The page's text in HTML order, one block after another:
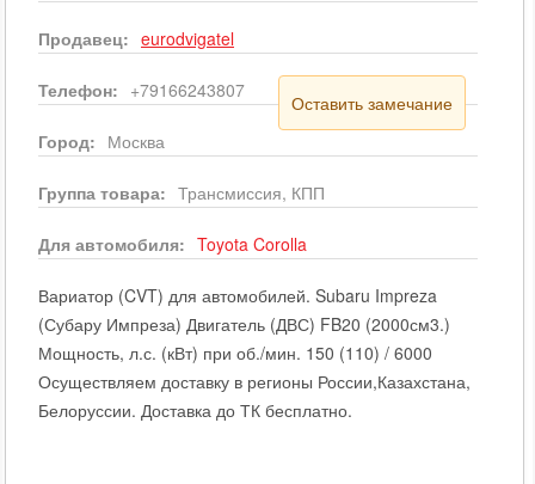
Продавец: eurodvigatel
Телефон: +79166243807
Оставить замечание
Город: Москва
Группа товара: Трансмиссия, КПП
Для автомобиля: Toyota Corolla
Вариатор (CVT) для автомобилей. Subaru Impreza
(Субару Импреза) Двигатель (ДВС) FB20 (2000см3.)
Мощность, л.с. (кВт) при об./мин. 150 (110) / 6000
Осуществляем доставку в регионы России,Казахстана,
Белоруссии. Доставка до ТК бесплатно.